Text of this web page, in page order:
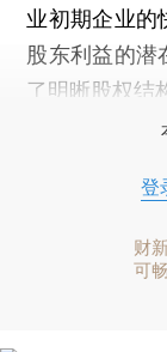
业初期企业的
股东利益的潜
了明晰股权结
登
财
可